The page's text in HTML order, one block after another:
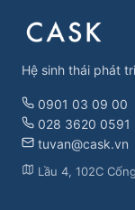
Hệ sinh thái phát
0901 03 09 00
028 3620 0591
tuvan@cask.vn
Lầu 4, 102C